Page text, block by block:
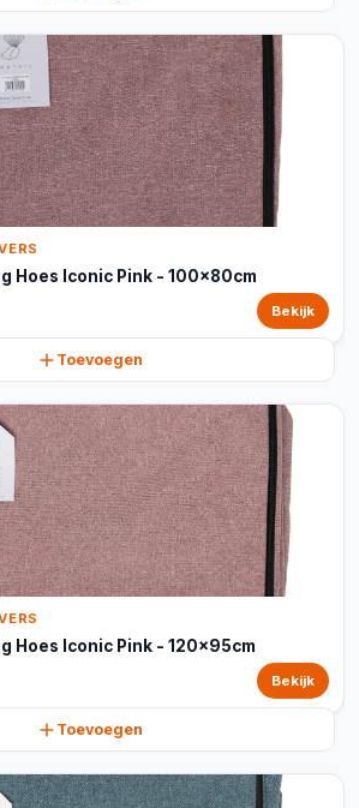
Hoes Iconic Pink - 100x80cm
Bekijk
Toevoegen
Hoes Iconic Pink - 120x95cm
Bekijk
Toevoegen